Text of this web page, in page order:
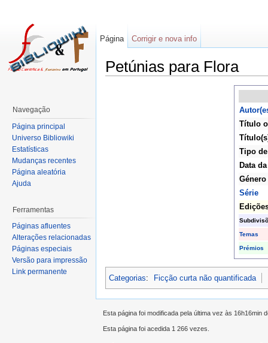
Petúnias para Flora
Título
Tipo
Data
Género
Série
Temas
Prémios
Categorias: Ficção curta não quantificada
Página Corrigir e nova info
Navegação
Página principal
Universo Bibliowiki
Estatísticas
Mudanças recentes
Página aleatória
Ajuda
Ferramentas
Páginas afluentes
Alterações relacionadas
Páginas especiais
Versão para impressão
Link permanente
Esta página foi modificada pela última vez às 16h16min
Esta página foi acedida 1 266 vezes.